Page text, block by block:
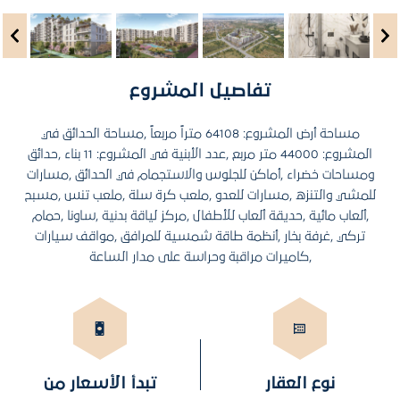
تفاصيل المشروع
مساحة أرض المشروع: 64108 متراً مربعاً ,مساحة الحدائق في
المشروع: 44000 متر مربع ,عدد الأبنية في المشروع: 11 بناء ,حدائق
ومساحات خضراء ,أماكن للجلوس والاستجمام في الحدائق ,مسارات
للمشي والتنزه ,مسارات للعدو ,ملعب كرة سلة ,ملعب تنس ,مسبح
,ألعاب مائية ,حديقة ألعاب للأطفال ,مركز لياقة بدنية ,ساونا ,حمام
تركي ,غرفة بخار ,أنظمة طاقة شمسية للمرافق ,مواقف سيارات
,كاميرات مراقبة وحراسة على مدار الساعة
نوع العقار تبدأ الأسعار من